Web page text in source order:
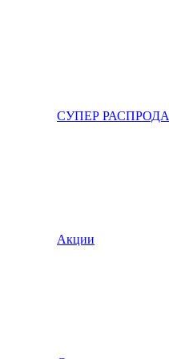
СУПЕР
Акции